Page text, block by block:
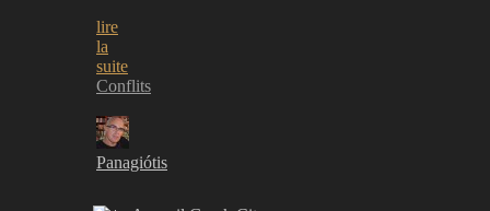
lire
la
suite
Conflits
Panagiótis